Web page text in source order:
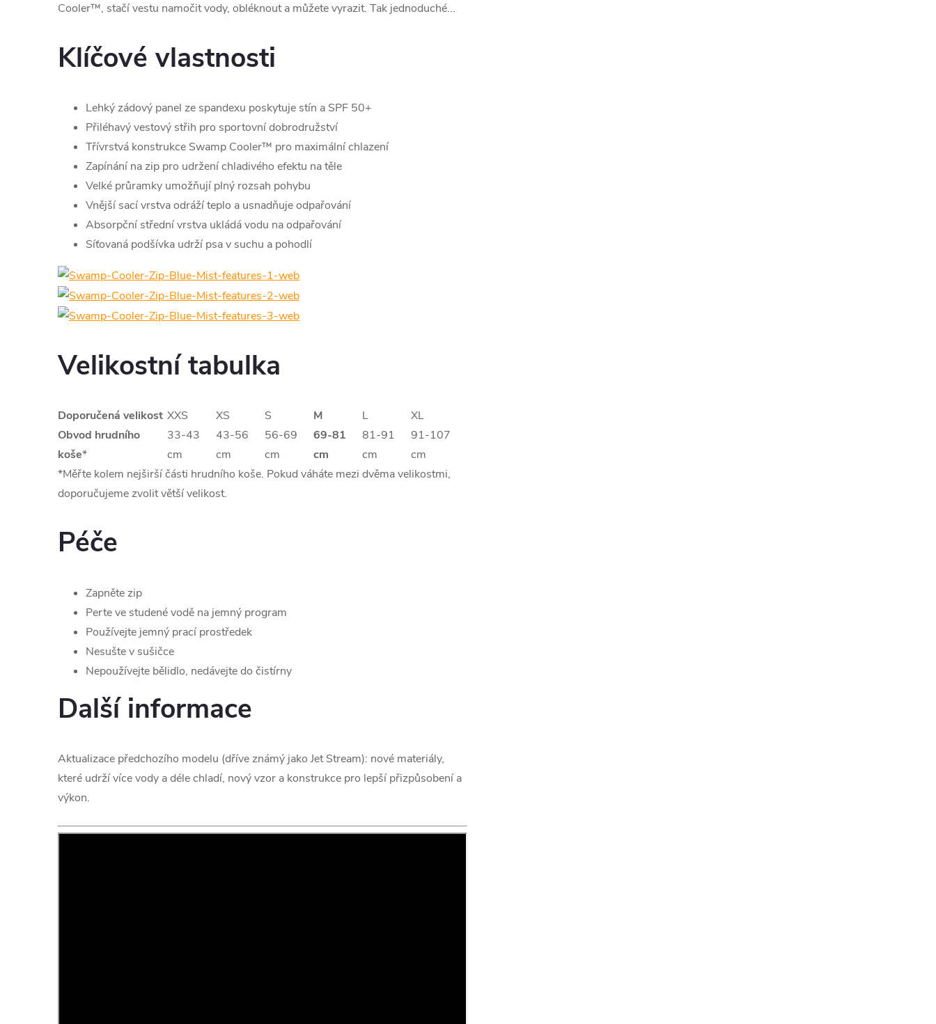
Cooler™, stačí vestu namočit vody, obléknout a můžete vyrazit. Tak jednoduché...
Klíčové vlastnosti
Lehký zádový panel ze spandexu poskytuje stín a SPF 50+
Přiléhavý vestový střih pro sportovní dobrodružství
Třívrstvá konstrukce Swamp Cooler™ pro maximální chlazení
Zapínání na zip pro udržení chladivého efektu na těle
Velké průramky umožňují plný rozsah pohybu
Vnější sací vrstva odráží teplo a usnadňuje odpařování
Absorpční střední vrstva ukládá vodu na odpařování
Síťovaná podšívka udrží psa v suchu a pohodlí
Velikostní tabulka
Doporučená velikost XXS XS S M L
XL
Obvod hrudního
koše*
33-43
cm
43-56
cm
56-69
cm
69-81
cm
81-91
cm
91-107
cm
*Měřte kolem nejširší části hrudního koše. Pokud váháte mezi dvěma velikostmi,
doporučujeme zvolit větší velikost.
Péče
Zapněte zip
Perte ve studené vodě na jemný program
Používejte jemný prací prostředek
Nesušte v sušičce
Nepoužívejte bělidlo, nedávejte do čistírny
Další informace
Aktualizace předchozího modelu (dříve známý jako Jet Stream): nové materiály,
které udrží více vody a déle chladí, nový vzor a konstrukce pro lepší přizpůsobení a
výkon.